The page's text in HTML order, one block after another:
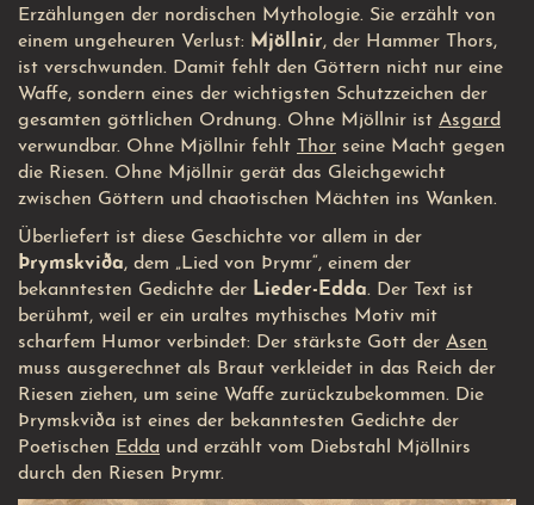
Erzählungen der nordischen Mythologie. Sie erzählt von
einem ungeheuren Verlust: Mjöllnir, der Hammer Thors,
ist verschwunden. Damit fehlt den Göttern nicht nur eine
Waffe, sondern eines der wichtigsten Schutzzeichen der
gesamten göttlichen Ordnung. Ohne Mjöllnir ist Asgard
verwundbar. Ohne Mjöllnir fehlt Thor seine Macht gegen
die Riesen. Ohne Mjöllnir gerät das Gleichgewicht
zwischen Göttern und chaotischen Mächten ins Wanken.
Überliefert ist diese Geschichte vor allem in der
Þrymskviða, dem „Lied von Þrymr“, einem der
bekanntesten Gedichte der Lieder-Edda. Der Text ist
berühmt, weil er ein uraltes mythisches Motiv mit
scharfem Humor verbindet: Der stärkste Gott der Asen
muss ausgerechnet als Braut verkleidet in das Reich der
Riesen ziehen, um seine Waffe zurückzubekommen. Die
Þrymskviða ist eines der bekanntesten Gedichte der
Poetischen Edda und erzählt vom Diebstahl Mjöllnirs
durch den Riesen Þrymr.